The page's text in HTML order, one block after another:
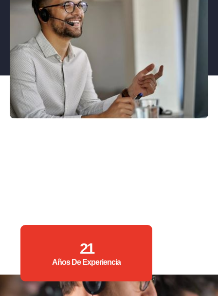
21
Años De Experiencia